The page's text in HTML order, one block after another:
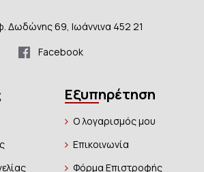
Δωδώνης 69, Ιωάννινα 452 21
Facebook
Εξυπηρέτηση
Ο λογαρισμός μου
Επικοινωνία
Φόρμα Επιστροφής